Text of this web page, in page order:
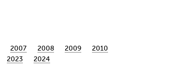
2007 2008 2009
2010
2023
2024